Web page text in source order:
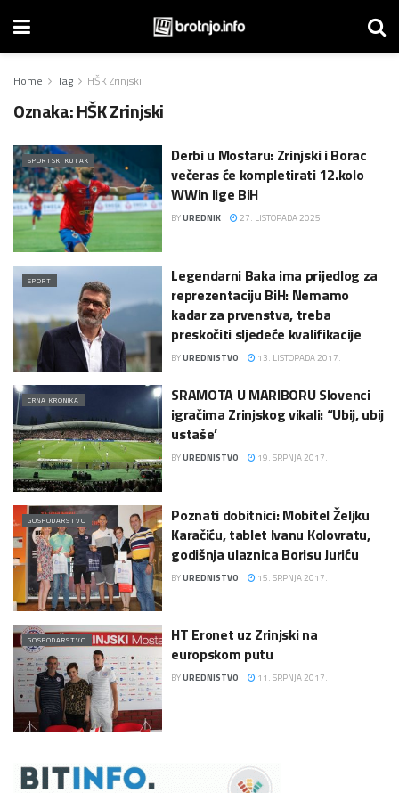
Home Tag HŠK Zrinjski
Oznaka:HŠK Zrinjski
SPORTSKI KUTAK
Derbi u Mostaru: Zrinjski i Borac
večeras će kompletirati 12.kolo
WWin lige BiH
BYUREDNIK 27. LISTOPADA 2025.
SPORT
Legendarni Baka ima prijedlog za
reprezentaciju BiH: Nemamo
kadar za prvenstva, treba
preskočiti sljedeće kvalifikacije
BYUREDNISTVO 13. LISTOPADA 2017.
CRNA KRONIKA
SRAMOTA U MARIBORU Slovenci
igračima Zrinjskog vikali: “Ubij, ubij
ustaše’
BYUREDNISTVO 19. SRPNJA 2017.
GOSPODARSTVO
Poznati dobitnici: Mobitel Željku
Karačiću, tablet Ivanu Kolovratu,
godišnja ulaznica Borisu Juriću
BYUREDNISTVO 15. SRPNJA 2017.
GOSPODARSTVO
HT Eronet uz Zrinjski na
europskom putu
BYUREDNISTVO 11. SRPNJA 2017.